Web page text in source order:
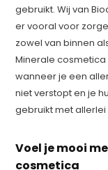
gebruikt. Wij van
er vooral voor
zowel van binnen
Minerale
wanneer je een
niet verstopt en je
gebruikt met
Voel je mooi
cosmetica